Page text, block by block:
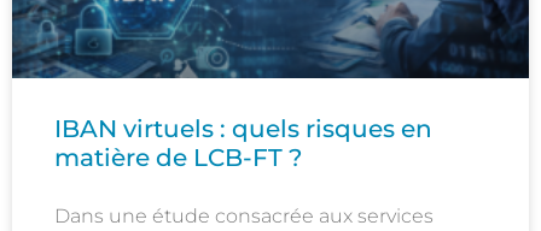
IBAN virtuels : quels risques en
matière de LCB-FT ?
Dans une étude consacrée aux services